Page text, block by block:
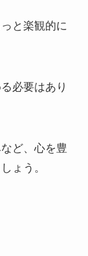
と楽観的に
必要はあり
ど、心を豊
ょう。